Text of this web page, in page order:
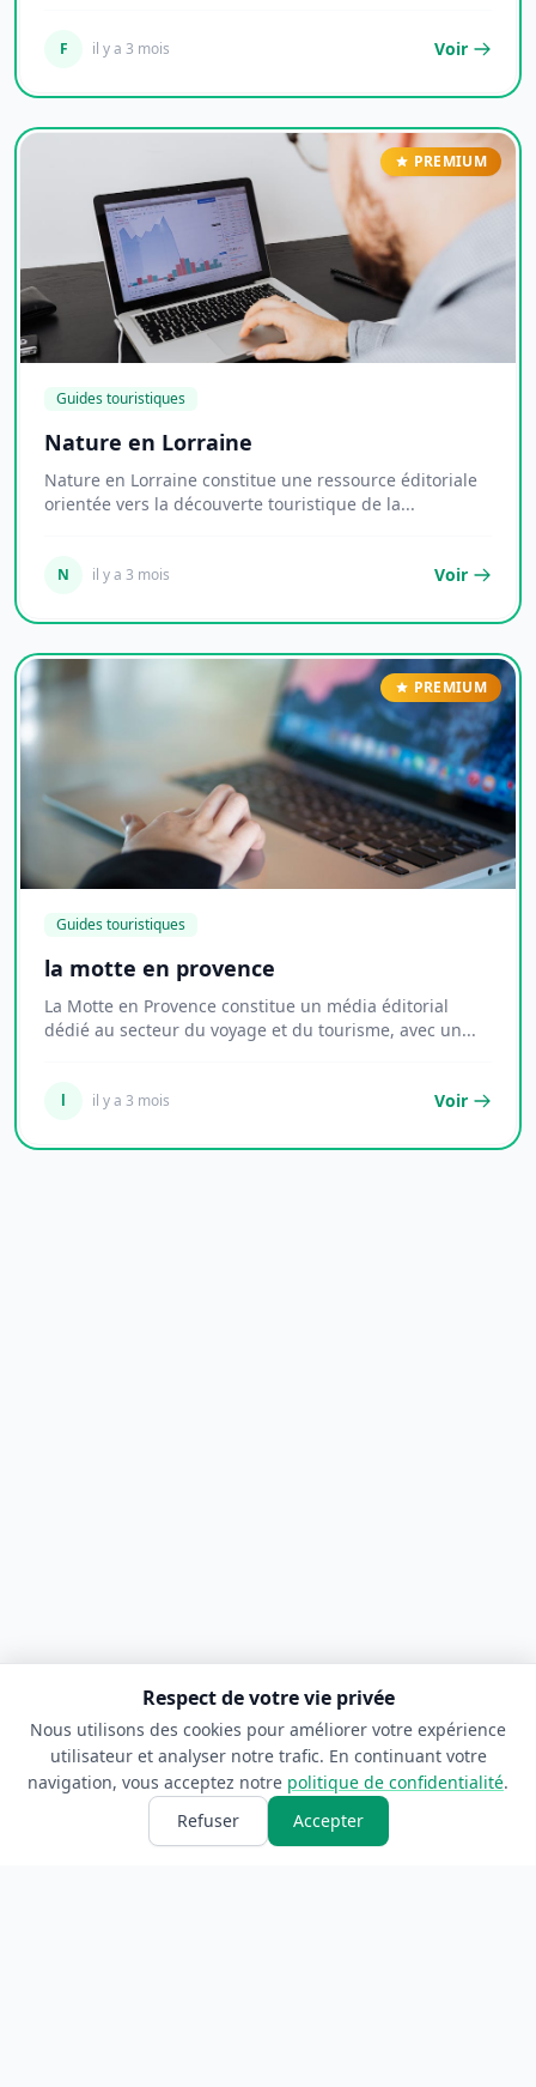
F il y a 3 mois Voir
PREMIUM
Guides touristiques
Nature en Lorraine
Nature en Lorraine constitue une ressource éditoriale
orientée vers la découverte touristique de la...
N il y a 3 mois Voir
PREMIUM
Guides touristiques
la motte en provence
La Motte en Provence constitue un média éditorial
dédié au secteur du voyage et du tourisme, avec un...
l il y a 3 mois Voir
Respect de votre vie privée
Nous utilisons des cookies pour améliorer votre expérience
utilisateur et analyser notre trafic. En continuant votre
navigation, vous acceptez notre politique de confidentialité.
Refuser
Accepter